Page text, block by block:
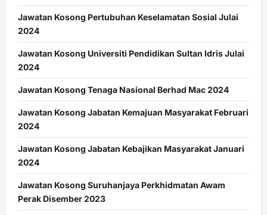
Jawatan Kosong Pertubuhan Keselamatan Sosial Julai
2024
Jawatan Kosong Universiti Pendidikan Sultan Idris Julai
2024
Jawatan Kosong Tenaga Nasional Berhad Mac 2024
Jawatan Kosong Jabatan Kemajuan Masyarakat Februari
2024
Jawatan Kosong Jabatan Kebajikan Masyarakat Januari
2024
Jawatan Kosong Suruhanjaya Perkhidmatan Awam
Perak Disember 2023